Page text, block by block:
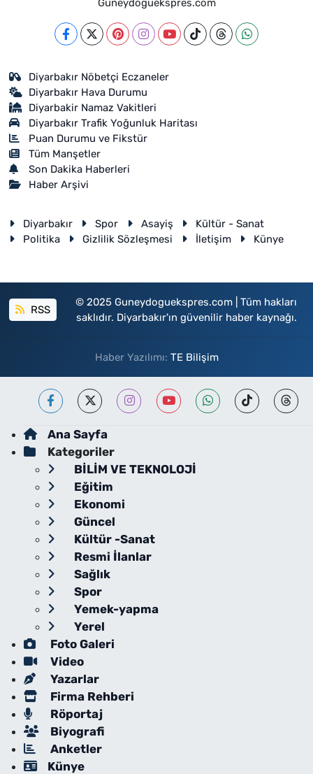
Guneydoguekspres.com
Diyarbakır Nöbetçi Eczaneler
Diyarbakır Hava Durumu
Diyarbakir Namaz Vakitleri
Diyarbakır Trafik Yoğunluk Haritası
Puan Durumu ve Fikstür
Tüm Manşetler
Son Dakika Haberleri
Haber Arşivi
Diyarbakır Spor Asayiş
Kültür - Sanat
Politika
Gizlilik Sözleşmesi İletişim Künye
RSS
© 2025 Guneydoguekspres.com | Tüm hakları
saklıdır. Diyarbakır'ın güvenilir haber kaynağı.
Haber Yazılımı: TE Bilişim
Ana Sayfa
Kategoriler
BİLİM VE TEKNOLOJİ
Eğitim
Ekonomi
Güncel
Kültür -Sanat
Resmi İlanlar
Sağlık
Spor
Yemek-yapma
Yerel
Foto Galeri
Video
Yazarlar
Firma Rehberi
Röportaj
Biyografi
Anketler
Künye